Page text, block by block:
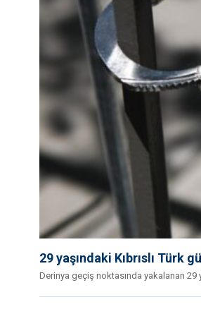
29 yaşındaki Kıbrıslı Türk
Derinya geçiş noktasında yakalanan 29